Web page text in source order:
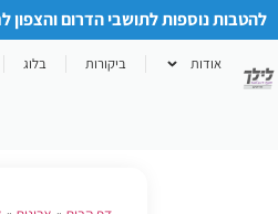
להטבות נוספות לתושבי הדרום והצפון
אודות ביקורות בלוג